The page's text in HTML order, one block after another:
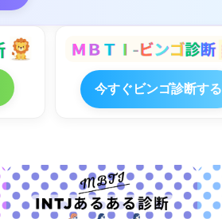
今すぐビンゴ診断する